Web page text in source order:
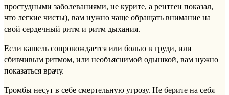
простудными заболеваниями, не курите, а рентген показал,
что легкие чисты), вам нужно чаще обращать внимание на
свой сердечный ритм и ритм дыхания.
Если кашель сопровождается или болью в груди, или
сбивчивым ритмом, или необъяснимой одышкой, вам нужно
показаться врачу.
Тромбы несут в себе смертельную угрозу. Не берите на себя